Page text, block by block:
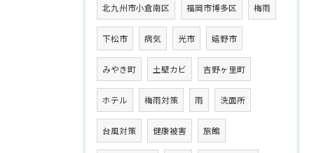
北九州市小倉南区 福岡市博多区 梅雨
下松市 病気 光市 嬉野市
みやき町 土壁カビ 吉野ヶ里町
ホテル 梅雨対策 雨 洗面所
台風対策 健康被害 旅館